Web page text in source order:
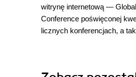
witrynę internetową —
Conference poświęconej
licznych konferencjach, a